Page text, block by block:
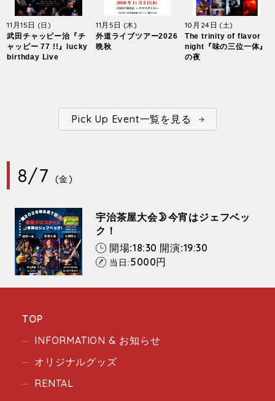
11月15日 (日)
武田チャッピー治『チ
ャッピー 77 !!』lucky
birthday Live
11月5日 (木)
外道ライブツアー2026
晩秋
10月24日 (土)
The trinity of flavor
night『味の三位一体』
の夜
Pick Up Event一覧を見る
8/7 (金)
宇治茶屋大会🌛今宵はジェフベッ
ク！
開場:18:30 開演:19:30
当日:5000円
TOP
INFORMATION & お知らせ
オリジナルグッズ
RENTAL